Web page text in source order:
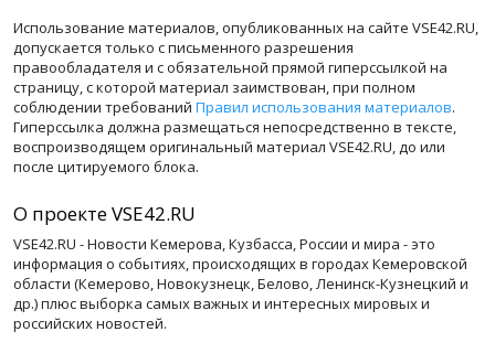
Использование материалов, опубликованных на сайте VSE42.RU,
допускается только с письменного разрешения
правообладателя и с обязательной прямой гиперссылкой на
страницу, с которой материал заимствован, при полном
соблюдении требований Правил использования материалов.
Гиперссылка должна размещаться непосредственно в тексте,
воспроизводящем оригинальный материал VSE42.RU, до или
после цитируемого блока.
О проекте VSE42.RU
VSE42.RU - Новости Кемерова, Кузбасса, России и мира - это
информация о событиях, происходящих в городах Кемеровской
области (Кемерово, Новокузнецк, Белово, Ленинск-Кузнецкий и
др.) плюс выборка самых важных и интересных мировых и
российских новостей.